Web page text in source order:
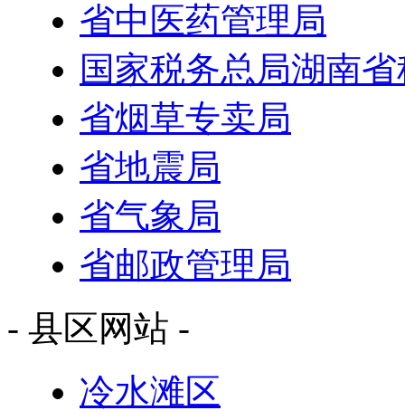
省中医药管理局
国家税务总局湖南
省烟草专卖局
省地震局
省气象局
省邮政管理局
- 县区网站 -
冷水滩区